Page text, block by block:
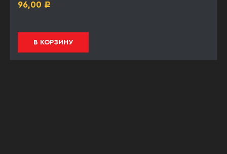
96,00 Р
В КОРЗИНУ